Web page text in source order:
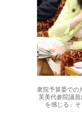
衆院予算委での
芙美代参院議
を感じる」